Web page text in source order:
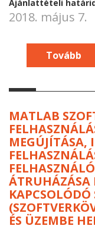
Ajánlattételi
2018. május 7.
Tovább
MATLAB
MEGÚJÍTÁSA,
ÁTRUHÁZÁSA
ÉS ÜZEMBE